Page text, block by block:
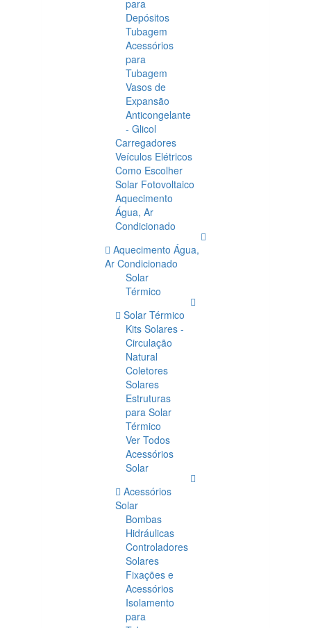
para
Depósitos
Tubagem
Acessórios
para
Tubagem
Vasos de
Expansão
Anticongelante
- Glicol
Carregadores
Veículos Elétricos
Como Escolher
Solar Fotovoltaico
Aquecimento
Água, Ar
Condicionado
Aquecimento Água,
Ar Condicionado
Solar
Térmico
Solar Térmico
Kits Solares -
Circulação
Natural
Coletores
Solares
Estruturas
para Solar
Térmico
Ver Todos
Acessórios
Solar
Acessórios
Solar
Bombas
Hidráulicas
Controladores
Solares
Fixações e
Acessórios
Isolamento
para